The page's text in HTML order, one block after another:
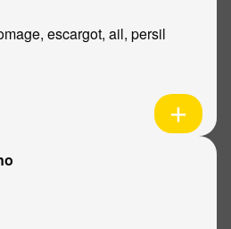
escargot, ail, persil